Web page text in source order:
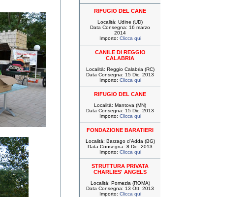
RIFUGIO DEL CANE
Località: Udine (UD)
Data Consegna: 16 marzo
2014
Importo: Clicca qui
CANILE DI REGGIO
CALABRIA
Località: Reggio Calabria (RC)
Data Consegna: 15 Dic. 2013
Importo: Clicca qui
RIFUGIO DEL CANE
Località: Mantova (MN)
Data Consegna: 15 Dic. 2013
Importo: Clicca qui
FONDAZIONE BARATIERI
Località: Barzago d'Adda (BG)
Data Consegna: 8 Dic. 2013
Importo: Clicca qui
STRUTTURA PRIVATA
CHARLIES' ANGELS
Località: Pomezia (ROMA)
Data Consegna: 13 Ott. 2013
Importo: Clicca qui